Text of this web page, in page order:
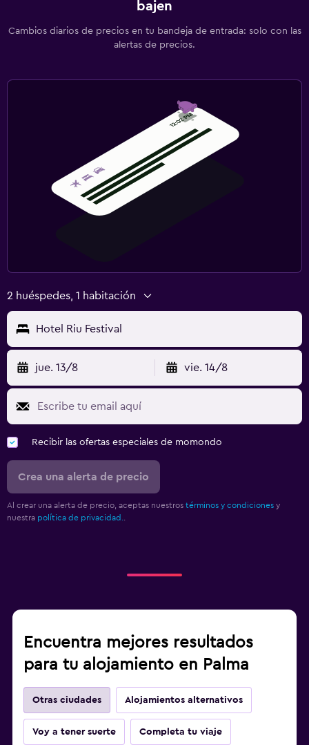
bajen
Cambios diarios de precios en tu bandeja de entrada: solo con las
alertas de precios.
2 huéspedes, 1 habitación
Hotel Riu Festival
jue. 13/8 vie. 14/8
Recibir las ofertas especiales de momondo
Crea una alerta de precio
Al crear una alerta de precio, aceptas nuestros términos y condiciones y
nuestra política de privacidad.
Encuentra mejores resultados
para tu alojamiento en Palma
Otras ciudades Alojamientos alternativos
Voy a tener suerte Completa tu viaje